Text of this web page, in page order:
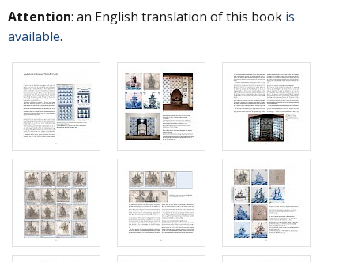
Attention: an English translation of this book is
available.